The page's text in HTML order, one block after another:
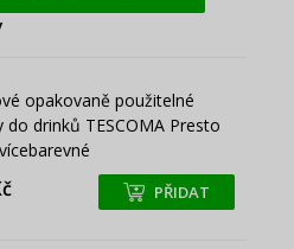
opakovaně použitelné
do drinků TESCOMA Presto
+
+ PŘIDAT